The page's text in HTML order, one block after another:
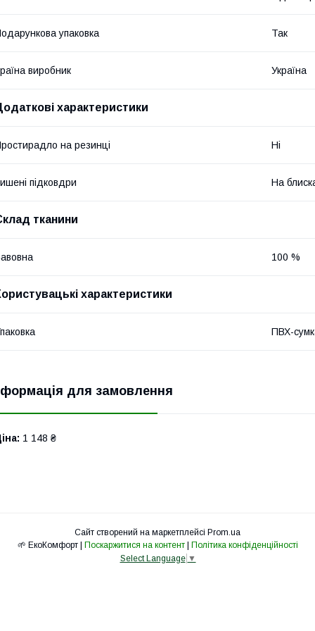
упаковка Так
виробник Україна
характеристики
на резинці Ні
підковдри На
тканини
100 %
характеристики
ПВХ-
для замовлення
1 148 ₴
Сайт створений на маркетплейсі Prom.ua
Поскаржитися на контент
Політика конфіденційності
Select Language ▼